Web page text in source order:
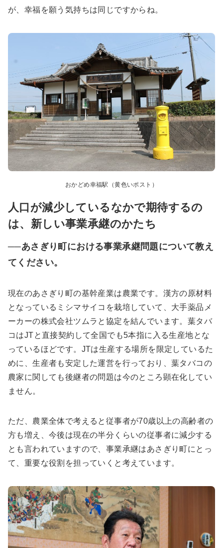
が、幸福を願う気持ちは同じですからね。
おかどめ幸福駅（黄色いポスト）
人口が減少しているなかで期待するの
は、新しい事業承継のかたち
──あさぎり町における事業承継問題について教え
てください。
現在のあさぎり町の基幹産業は農業です。漢方の原材料
となっているミシマサイコを栽培していて、大手薬品メ
ーカーの株式会社ツムラと協定を結んでいます。 葉タバ
コはJTと直接契約して全国でも5本指に入る生産地とな
っているほどです。JTは生産する場所を限定しているた
めに、生産者も安定した運営を行っており、葉タバコの
農家に関しても後継者の問題は今のところ顕在化してい
ません。
ただ、農業全体で考えると従事者が70歳以上の高齢者の
方も増え、今後は現在の半分くらいの従事者に減少する
とも言われていますので、 事業承継はあさぎり町にとっ
て、重要な役割を担っていくと考えています。